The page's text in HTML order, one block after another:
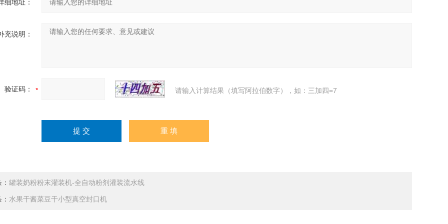
细地址：
充说明：
验证码： 请输入计算结果（填写阿拉伯数字），如：三加四=7
罐装奶粉粉末灌装机-全自动粉剂灌装流水线
水果干酱菜豆干小型真空封口机